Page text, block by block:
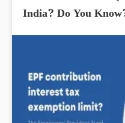
India? Do You